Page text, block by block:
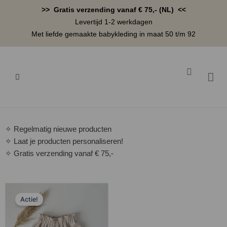
>> Gratis verzending vanaf € 75,- (NL) <<
Levertijd 1-2 werkdagen
Met liefde gemaakte babykleding in maat 50 t/m 92
✧ Regelmatig nieuwe producten
✧ Laat je producten personaliseren!
✧ Gratis verzending vanaf € 75,-
Actie!
Oorspronkelijke
prijs
was: is: